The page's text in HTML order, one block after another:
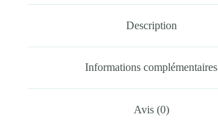
Description
Informations complémentaires
Avis (0)